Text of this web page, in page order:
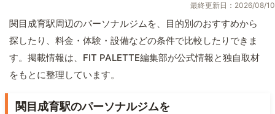
最終更新日：2026/08/10
関目成育駅周辺のパーソナルジムを、目的別のおすすめから
探したり、料金・体験・設備などの条件で比較したりできま
す。掲載情報は、FIT PALETTE編集部が公式情報と独自取材
をもとに整理しています。
関目成育駅のパーソナルジムを